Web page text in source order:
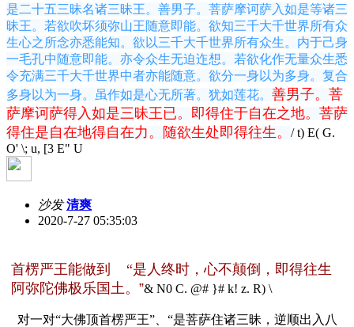
是二十五三昧名诸三昧王。善男子。菩萨摩诃萨入如是等诸三
昧王。若欲吹坏须弥山王随意即能。欲知三千大千世界所有众
生心之所念亦悉能知。欲以三千大千世界所有众生。内于己身
一毛孔中随意即能。亦令众生无迫迮想。若欲化作无量众生悉
令充满三千大千世界中者亦能随意。欲分一身以为多身。复合
多身以为一身。虽作如是心无所著。犹如莲花。 善男子。菩
萨摩诃萨得入如是三昧王已。即得住于自在之地。菩萨
得住是自在地得自在力。随欲生处即得往生。 / t) E( G.
O' \; u, [3 E" U
沙发 清爽
2020-7-27 05:35:03
首楞严王能做到 “是人终时，心不颠倒，即得往生
阿弥陀佛极乐国土。”& N0 C. @# }# k! z. R) \
对一对“大佛顶首楞严王”、“是菩萨住诸三昧，逆顺出入八